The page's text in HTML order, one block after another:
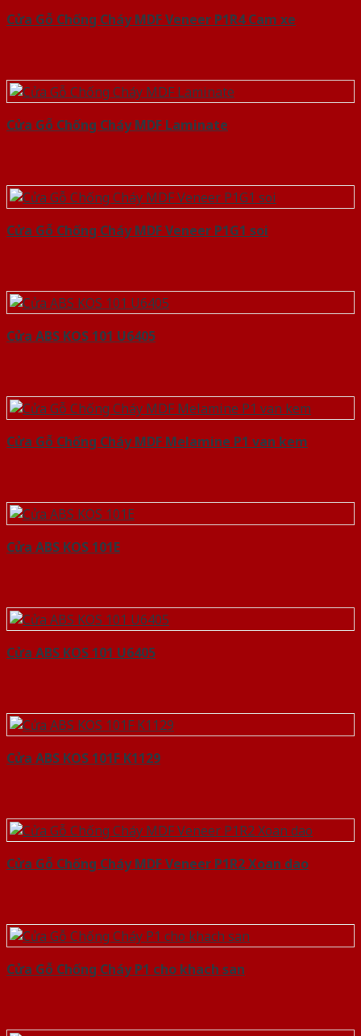
Cửa Gỗ Chống Cháy MDF Veneer P1R4 Cam xe
Cửa Gỗ Chống Cháy MDF Laminate
Cửa Gỗ Chống Cháy MDF Veneer P1G1 soi
Cửa ABS KOS 101 U6405
Cửa Gỗ Chống Cháy MDF Melamine P1 van kem
Cửa ABS KOS 101E
Cửa ABS KOS 101 U6405
Cửa ABS KOS 101F K1129
Cửa Gỗ Chống Cháy MDF Veneer P1R2 Xoan dao
Cửa Gỗ Chống Cháy P1 cho khach san